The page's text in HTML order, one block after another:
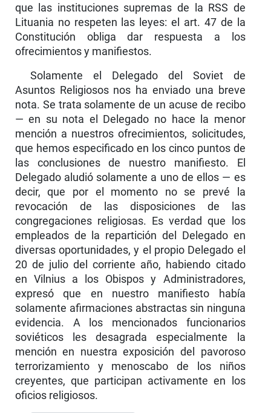
que las instituciones supremas de la RSS de
Lituania no respeten las leyes: el art. 47 de la
Constitución obliga dar respuesta a los
ofrecimientos y manifiestos.
Solamente el Delegado del Soviet de
Asuntos Religiosos nos ha enviado una breve
nota. Se trata solamente de un acuse de recibo
— en su nota el Delegado no hace la menor
mención a nuestros ofrecimientos, solicitudes,
que hemos especificado en los cinco puntos de
las conclusiones de nuestro manifiesto. El
Delegado aludió solamente a uno de ellos — es
decir, que por el momento no se prevé la
revocación de las disposiciones de las
congregaciones religiosas. Es verdad que los
empleados de la repartición del Delegado en
diversas oportunidades, y el propio Delegado el
20 de julio del corriente año, habiendo citado
en Vilnius a los Obispos y Adminis­tradores,
expresó que en nuestro manifiesto había
solamente afirmaciones abstractas sin ninguna
evi­dencia. A los mencionados funcionarios
soviéticos les desagrada especialmente la
mención en nuestra exposición del pavoroso
terrorizamiento y menoscabo de los niños
creyentes, que participan activamente en los
oficios religiosos.